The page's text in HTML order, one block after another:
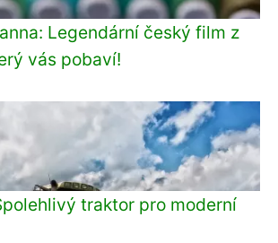
Legendární český film z
vás pobaví!
traktor pro moderní